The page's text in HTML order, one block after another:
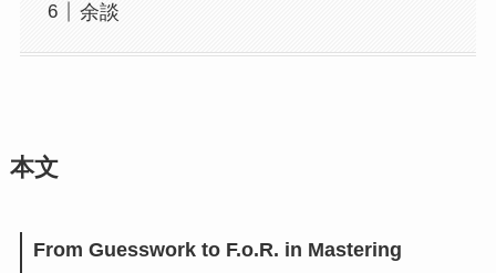
余談
本文
From Guesswork to F.o.R. in Mastering